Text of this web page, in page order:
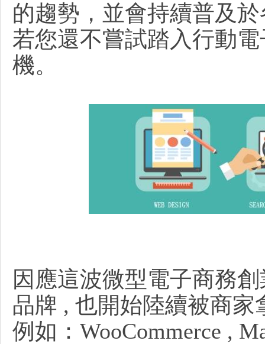
的趨勢，並會持續普及
若您還不嘗試踏入行動
機。
因應這波微型電子商務
品牌 , 也開始陸續被商
例如：WooCommerce ,